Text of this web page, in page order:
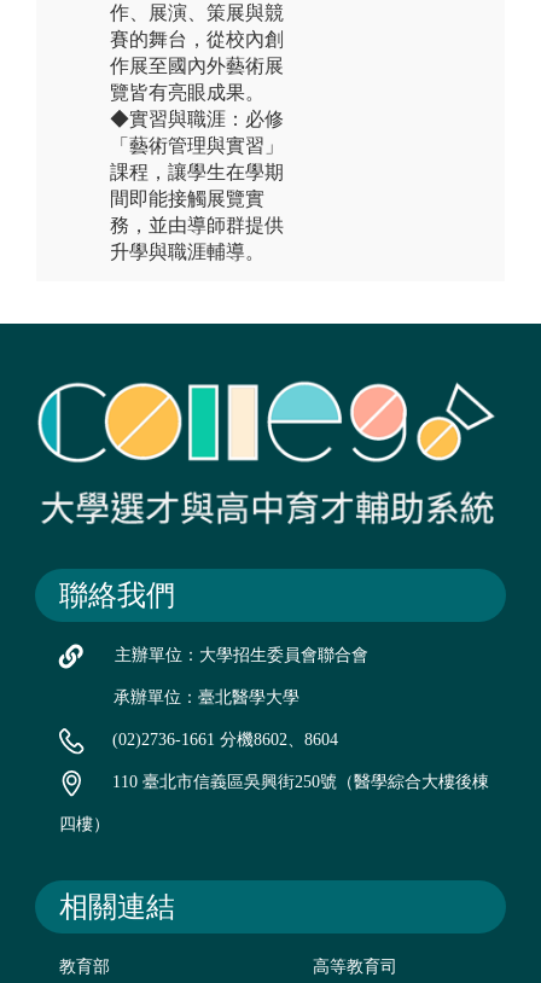
作、展演、策展與競
賽的舞台，從校內創
作展至國內外藝術展
覽皆有亮眼成果。
◆實習與職涯：必修
「藝術管理與實習」
課程，讓學生在學期
間即能接觸展覽實
務，並由導師群提供
升學與職涯輔導。
聯絡我們
主辦單位：大學招生委員會聯合會
承辦單位：臺北醫學大學
(02)2736-1661 分機8602、8604
110 臺北市信義區吳興街250號（醫學綜合大樓後棟
四樓）
相關連結
教育部 高等教育司